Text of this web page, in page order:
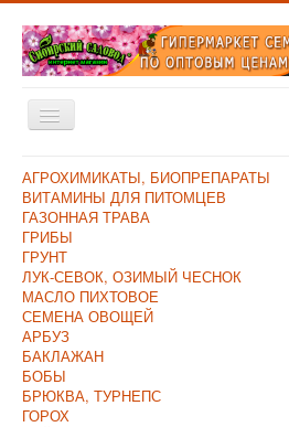
Включить/
выключить
Главная
Каталог
Оплата и Доставка
Контакты
О компании
Прайс/Поступления
Скидки
АГРОХИМИКАТЫ, БИОПРЕПАРАТЫ
ВИТАМИНЫ ДЛЯ ПИТОМЦЕВ
ГАЗОННАЯ ТРАВА
ГРИБЫ
ГРУНТ
ЛУК-СЕВОК, ОЗИМЫЙ ЧЕСНОК
МАСЛО ПИХТОВОЕ
СЕМЕНА ОВОЩЕЙ
АРБУЗ
БАКЛАЖАН
БОБЫ
БРЮКВА, ТУРНЕПС
ГОРОХ